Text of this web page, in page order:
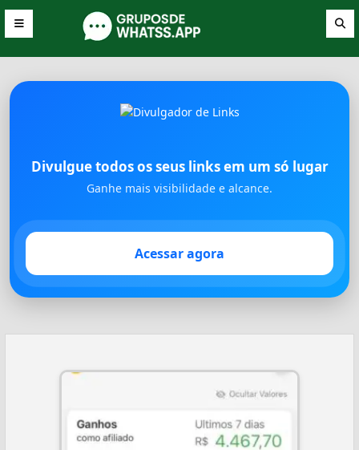
Divulgue todos os seus links em um só lugar
Ganhe mais visibilidade e alcance.
Acessar agora